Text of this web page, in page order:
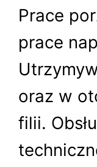
Prace
prace
oraz w
filii.